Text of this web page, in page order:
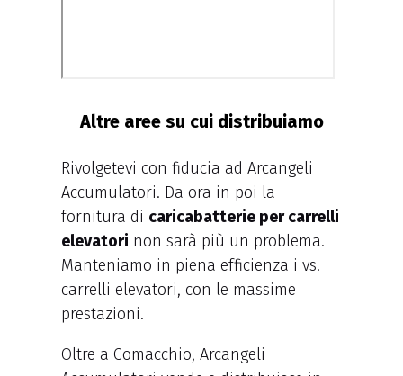
Altre aree su cui distribuiamo
Rivolgetevi con fiducia ad Arcangeli
Accumulatori. Da ora in poi la
fornitura di caricabatterie per carrelli
elevatori non sarà più un problema.
Manteniamo in piena efficienza i vs.
carrelli elevatori, con le massime
prestazioni.
Oltre a Comacchio, Arcangeli